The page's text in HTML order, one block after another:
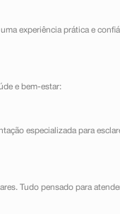
experiência prática e
e bem-estar:
especializada para
Tudo pensado para